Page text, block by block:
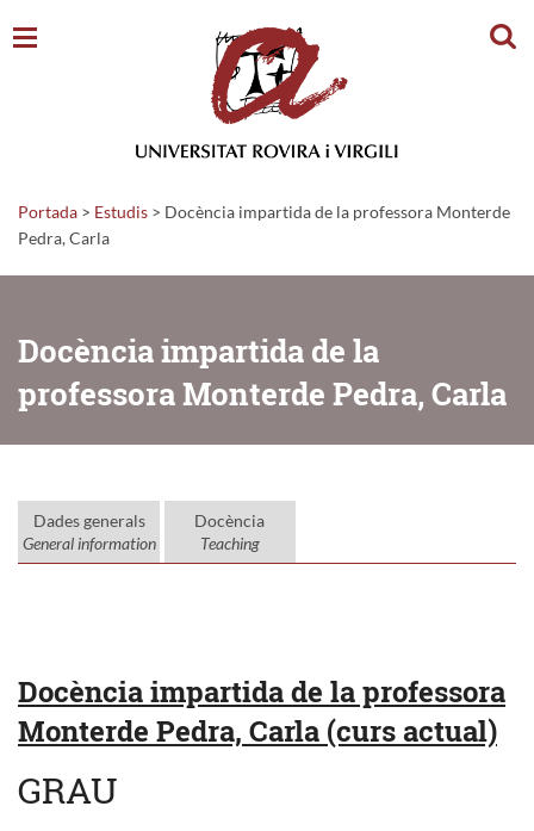
Portada > Estudis > Docència impartida de la professora Monterde
Pedra, Carla
Docència impartida de la
professora Monterde Pedra, Carla
Dades generals
General information
Docència
Teaching
Docència impartida de la professora
Monterde Pedra, Carla (curs actual)
GRAU